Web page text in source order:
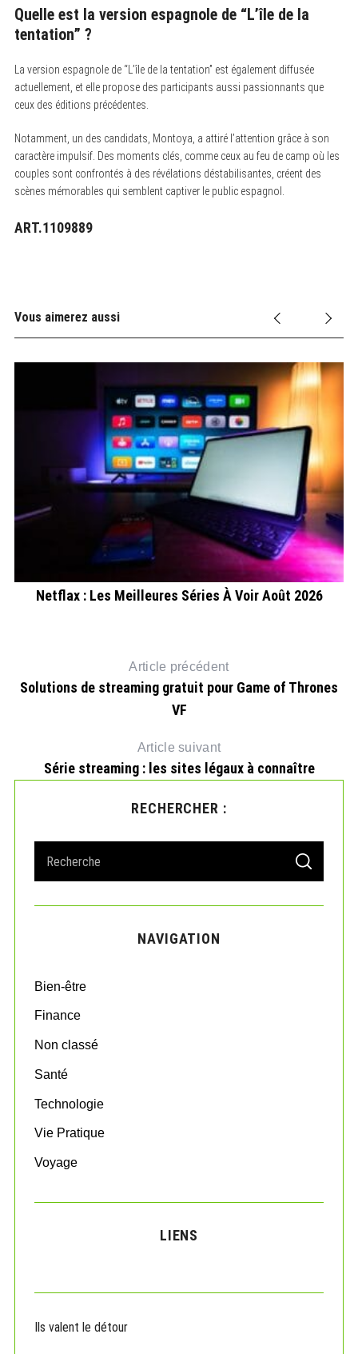
Quelle est la version espagnole de “L’île de la
tentation” ?
La version espagnole de “L’île de la tentation” est également diffusée
actuellement, et elle propose des participants aussi passionnants que
ceux des éditions précédentes.
Notamment, un des candidats, Montoya, a attiré l’attention grâce à son
caractère impulsif. Des moments clés, comme ceux au feu de camp où les
couples sont confrontés à des révélations déstabilisantes, créent des
scènes mémorables qui semblent captiver le public espagnol.
ART.1109889
Vous aimerez aussi
Netflax : Les Meilleures Séries À Voir Août 2026
Article précédent
Solutions de streaming gratuit pour Game of Thrones
VF
Article suivant
Série streaming : les sites légaux à connaître
RECHERCHER :
a
r
o
:
S
A
C
NAVIGATION
Bien-être
Finance
Non classé
Santé
Technologie
Vie Pratique
Voyage
LIENS
Ils valent le détour